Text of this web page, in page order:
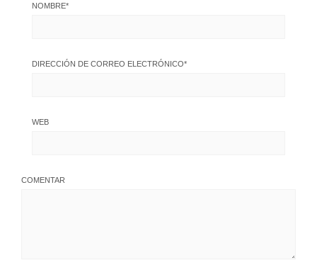
NOMBRE*
DIRECCIÓN DE CORREO ELECTRÓNICO*
WEB
COMENTAR